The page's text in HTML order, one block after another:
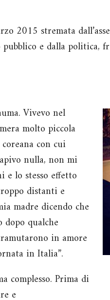
2015 stremata
e dalla politica,
Vivevo nel
molto piccola
con cui
nulla, non mi
e lo stesso effetto
distanti e
madre dicendo che
qualche
in amore
in Italia”.
complesso. Prima di
e